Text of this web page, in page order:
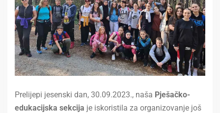
Prelijepi jesenski dan, 30.09.2023., naša Pješačko-
edukacijska sekcija je iskoristila za organizovanje još